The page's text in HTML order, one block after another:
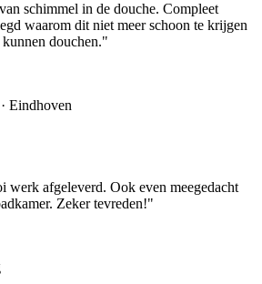
schimmel in de douche. Compleet
waarom dit niet meer schoon te krijgen
douchen."
· Eindhoven
werk afgeleverd. Ook even meegedacht
Zeker tevreden!"